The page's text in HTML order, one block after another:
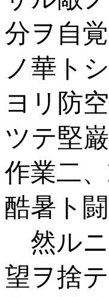
分ヲ自
ノ華ト
ヨリ防
ツテ堅
作業二
酷暑ト
然ルニ
望ヲ捨